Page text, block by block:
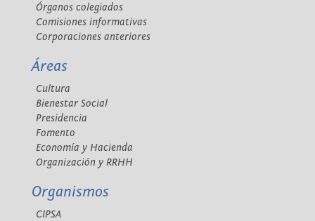
Órganos colegiados
Comisiones informativas
Corporaciones anteriores
Áreas
Cultura
Bienestar Social
Presidencia
Fomento
Economía y Hacienda
Organización y RRHH
Organismos
CIPSA